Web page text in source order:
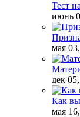
Тест
июнь
мая
дек
Как
мая